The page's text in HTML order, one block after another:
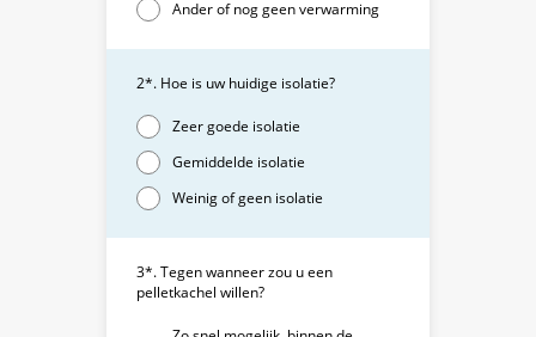
Ander of nog geen verwarming
2*. Hoe is uw huidige isolatie?
Zeer goede isolatie
Gemiddelde isolatie
Weinig of geen isolatie
3*. Tegen wanneer zou u een
pelletkachel willen?